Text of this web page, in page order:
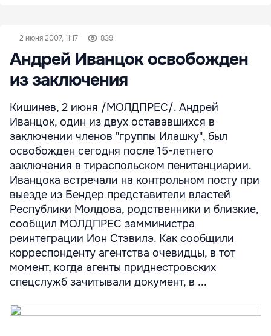
2 июня 2007, 11:17 839
Андрей Иванцок освобожден
из заключения
Кишинев, 2 июня /МОЛДПРЕС/. Андрей
Иванцок, один из двух остававшихся в
заключении членов "группы Илашку", был
освобожден сегодня после 15-летнего
заключения в тираспольском пенитенциарии.
Иванцока встречали на контрольном посту при
выезде из Бендер представители властей
Республики Молдова, родственники и близкие,
сообщил МОЛДПРЕС замминистра
реинтеграции Ион Стэвилэ. Как сообщили
корреспонденту агентства очевидцы, в тот
момент, когда агенты приднестровских
спецслужб зачитывали документ, в ...